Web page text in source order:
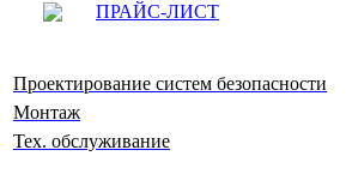
ПРАЙС-ЛИСТ
Проектирование систем безопасности
Монтаж
Тех. обслуживание